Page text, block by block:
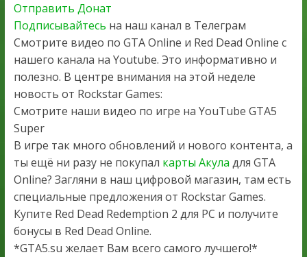
Отправить Донат
Подписывайтесь на наш канал в Телеграм
Смотрите видео по GTA Online и Red Dead Online с
нашего канала на Youtube. Это информативно и
полезно. В центре внимания на этой неделе
новость от Rockstar Games:
Смотрите наши видео по игре на YouTube GTA5
Super
В игре так много обновлений и нового контента, а
ты ещё ни разу не покупал карты Акула для GTA
Online? Загляни в наш цифровой магазин, там есть
специальные предложения от Rockstar Games.
Купите Red Dead Redemption 2 для PC и получите
бонусы в Red Dead Online.
*GTA5.su желает Вам всего самого лучшего!*